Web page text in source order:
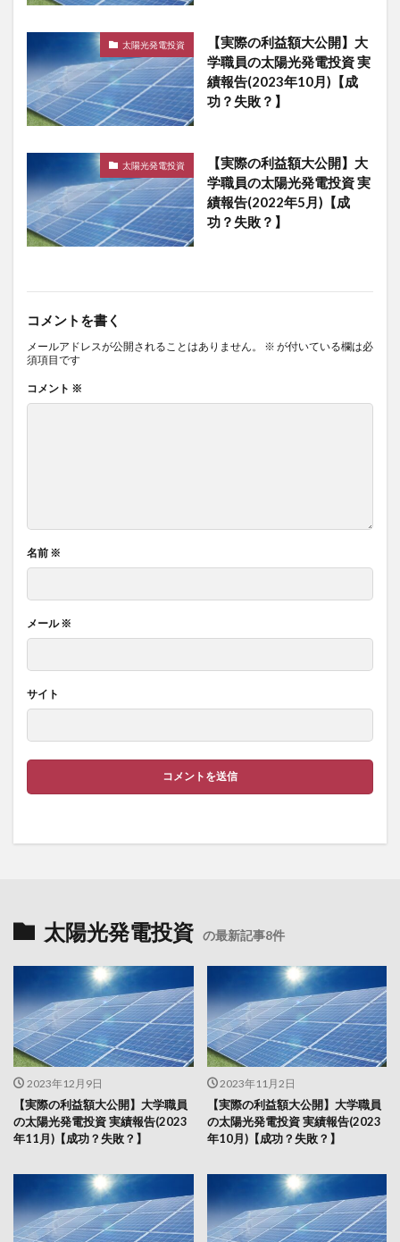
太陽光発電投資
【実際の利益額大公開】大
学職員の太陽光発電投資 実
績報告(2023年10月)【成
功？失敗？】
太陽光発電投資
【実際の利益額大公開】大
学職員の太陽光発電投資 実
績報告(2022年5月)【成
功？失敗？】
コメントを書く
メールアドレスが公開されることはありません。 ※ が付いている欄は必
須項目です
コメント ※
名前 ※
メール※
サイト
太陽光発電投資 の最新記事8件
2023年12月9日
【実際の利益額大公開】大学職員
の太陽光発電投資 実績報告(2023
年11月)【成功？失敗？】
2023年11月2日
【実際の利益額大公開】大学職員
の太陽光発電投資 実績報告(2023
年10月)【成功？失敗？】